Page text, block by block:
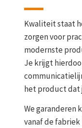
Kwaliteit staat
zorgen voor
modernste
Je krijgt
het product dat
We
vanaf de fabriek